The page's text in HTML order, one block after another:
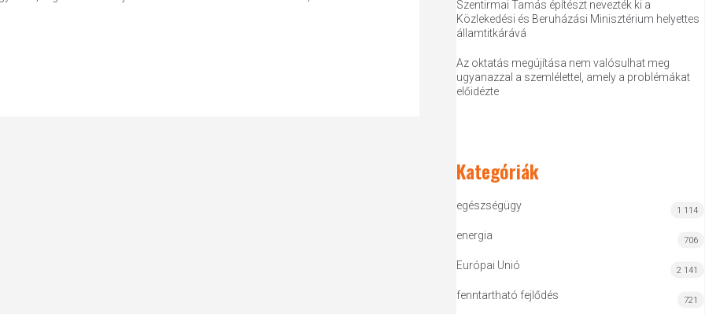
Szentirmai Tamás építészt nevezték ki a
Közlekedési és Beruházási Minisztérium helyettes
államtitkárává
Az oktatás megújítása nem valósulhat meg
ugyanazzal a szemlélettel, amely a problémákat
előidézte
Kategóriák
egészségügy 1 114
energia 706
Európai Unió 2 141
fenntartható fejlődés 721